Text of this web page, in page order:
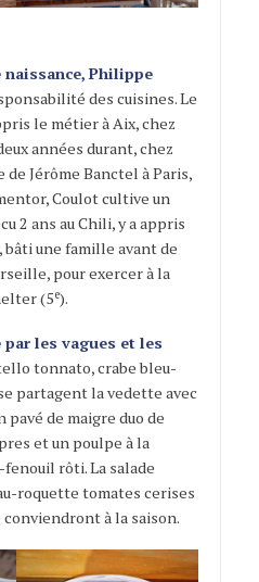
naissance, Philippe
des cuisines. Le
le métier à Aix, chez
années durant, chez
de Jérôme Banctel à Paris,
Coulot cultive un
2 ans au Chili, y a appris
bâti une famille avant de
pour exercer à la
(5e).
les vagues et les
tonnato, crabe bleu-
partagent la vedette avec
pavé de maigre duo de
et un poulpe à la
rôti. La salade
roquette tomates cerises
à la saison.